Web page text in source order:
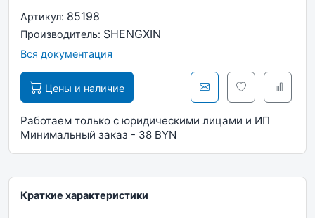
Артикул: 85198
Производитель: SHENGXIN
Вся документация
Цены и наличие
Работаем только с юридическими лицами и ИП
Минимальный заказ - 38 BYN
Краткие характеристики